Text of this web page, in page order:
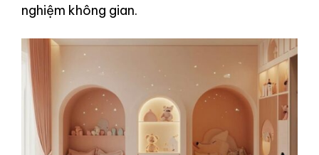
nghiệm không gian.